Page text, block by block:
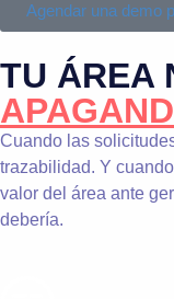
Agendar una demo
TU ÁREA
Cuando las
trazabilidad. Y
valor del área ante
debería.